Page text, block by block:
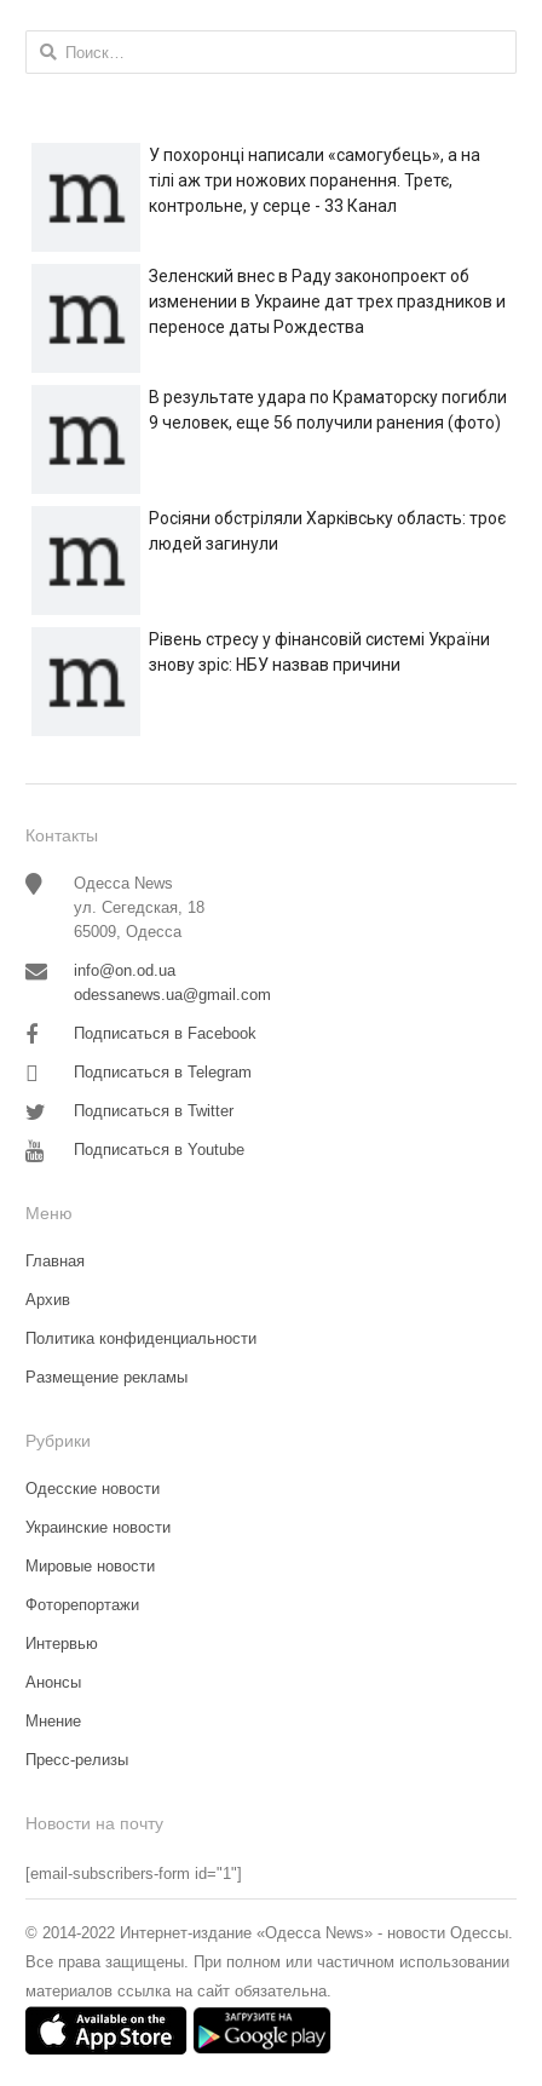
Найти:
У похоронці написали «самогубець», а на
тілі аж три ножових поранення. Третє,
контрольне, у серце - 33 Канал
Зеленский внес в Раду законопроект об
изменении в Украине дат трех праздников и
переносе даты Рождества
В результате удара по Краматорску погибли
9 человек, еще 56 получили ранения (фото)
Росіяни обстріляли Харківську область: троє
людей загинули
Рівень стресу у фінансовій системі України
знову зріс: НБУ назвав причини
Контакты
Одесса News
ул. Сегедская, 18
65009, Одесса
info@on.od.ua
odessanews.ua@gmail.com
Подписаться в Facebook
Подписаться в Telegram
Подписаться в Twitter
Подписаться в Youtube
Меню
Главная
Архив
Политика конфиденциальности
Размещение рекламы
Рубрики
Одесские новости
Украинские новости
Мировые новости
Фоторепортажи
Интервью
Анонсы
Мнение
Пресс-релизы
Новости на почту
[email-subscribers-form id="1"]
© 2014-2022 Интернет-издание «Одесса News» - новости Одессы.
Все права защищены. При полном или частичном использовании
материалов ссылка на сайт обязательна.